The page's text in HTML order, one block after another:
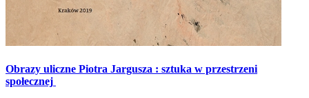
Obrazy uliczne Piotra Jargusza : sztuka w przestrzeni
społecznej